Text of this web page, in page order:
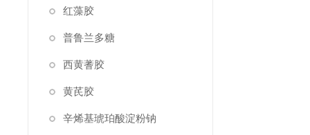
红藻胶
普鲁兰多糖
西黄蓍胶
黄芪胶
辛烯基琥珀酸淀粉钠